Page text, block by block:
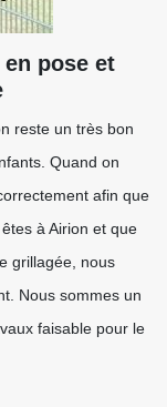
pose et
reste un très bon
Quand on
afin que
à Airion et que
grillagée, nous
Nous sommes un
faisable pour le